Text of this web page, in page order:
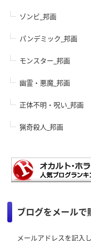
ゾンビ_邦画
パンデミック_邦画
モンスター_邦画
幽霊・悪魔_邦画
正体不明・呪い_邦画
猟奇殺人_邦画
ブログをメールで
メールアドレスを記入